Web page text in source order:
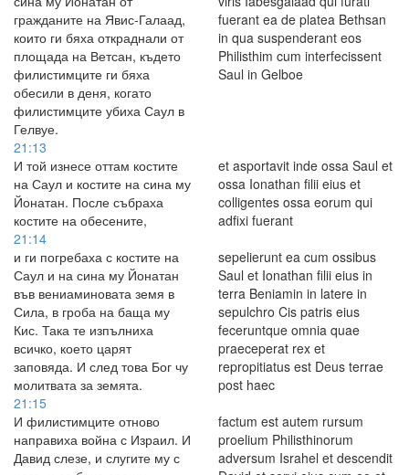
гражданите на Явис-Галаад,
които ги бяха откраднали от
площада на Ветсан, където
филистимците ги бяха
обесили в деня, когато
филистимците убиха Саул в
Гелвуе.
fuerant ea de platea Bethsan
in qua suspenderant eos
Philisthim cum interfecissent
Saul in Gelboe
21:13
И той изнесе оттам костите
на Саул и костите на сина му
Йонатан. После събраха
костите на обесените,
et asportavit inde ossa Saul et
ossa Ionathan filii eius et
colligentes ossa eorum qui
adfixi fuerant
21:14
и ги погребаха с костите на
Саул и на сина му Йонатан
във вениаминовата земя в
Сила, в гроба на баща му
Кис. Така те изпълниха
всичко, което царят
заповяда. И след това Бог чу
молитвата за земята.
sepelierunt ea cum ossibus
Saul et Ionathan filii eius in
terra Beniamin in latere in
sepulchro Cis patris eius
feceruntque omnia quae
praeceperat rex et
repropitiatus est Deus terrae
post haec
21:15
И филистимците отново
направиха война с Израил. И
Давид слезе, и слугите му с
factum est autem rursum
proelium Philisthinorum
adversum Israhel et descendit